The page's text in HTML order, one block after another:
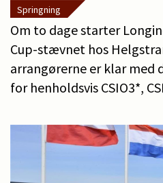
Springning
Om to dage starter
Cup-stævnet hos
arrangørerne er klar med
for henholdsvis CSIO3*,